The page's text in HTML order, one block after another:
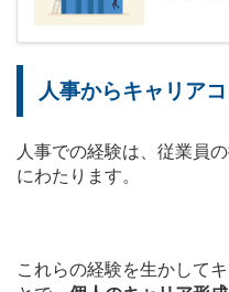
人事からキャリア
人事での経験は、従業員
にわたります。
これらの経験を生かして